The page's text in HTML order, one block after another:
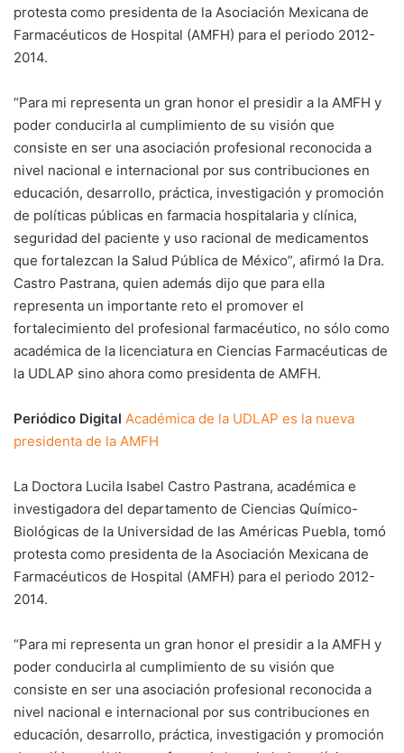
protesta como presidenta de la Asociación Mexicana de
Farmacéuticos de Hospital (AMFH) para el periodo 2012-
2014.
“Para mi representa un gran honor el presidir a la AMFH y
poder conducirla al cumplimiento de su visión que
consiste en ser una asociación profesional reconocida a
nivel nacional e internacional por sus contribuciones en
educación, desarrollo, práctica, investigación y promoción
de políticas públicas en farmacia hospitalaria y clínica,
seguridad del paciente y uso racional de medicamentos
que fortalezcan la Salud Pública de México”, afirmó la Dra.
Castro Pastrana, quien además dijo que para ella
representa un importante reto el promover el
fortalecimiento del profesional farmacéutico, no sólo como
académica de la licenciatura en Ciencias Farmacéuticas de
la UDLAP sino ahora como presidenta de AMFH.
Periódico Digital Académica de la UDLAP es la nueva
presidenta de la AMFH
La Doctora Lucila Isabel Castro Pastrana, académica e
investigadora del departamento de Ciencias Químico-
Biológicas de la Universidad de las Américas Puebla, tomó
protesta como presidenta de la Asociación Mexicana de
Farmacéuticos de Hospital (AMFH) para el periodo 2012-
2014.
“Para mi representa un gran honor el presidir a la AMFH y
poder conducirla al cumplimiento de su visión que
consiste en ser una asociación profesional reconocida a
nivel nacional e internacional por sus contribuciones en
educación, desarrollo, práctica, investigación y promoción